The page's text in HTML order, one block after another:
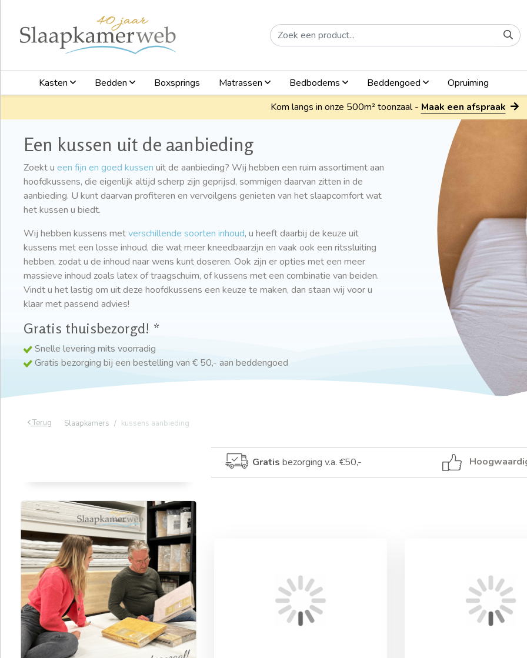
Kasten Bedden Boxsprings Matrassen Bedbodems Beddengoed
Opruiming
Kom langs in onze 500m² toonzaal - Maak een afspraak
Een kussen uit de aanbieding
Zoekt u een fijn en goed kussen uit de aanbieding? Wij hebben een ruim assortiment aan
hoofdkussens, die eigenlijk altijd scherp zijn geprijsd, sommigen daarvan zitten in de
aanbieding. U kunt daarvan profiteren en vervoilgens genieten van het slaapcomfort wat
het kussen u biedt.
Wij hebben kussens metverschillende soorten inhoud, u heeft daarbij de keuze uit
kussens met een losse inhoud, die wat meer kneedbaarzijn en vaak ook een ritssluiting
hebben, zodat u de inhoud naar wens kunt doseren. Ook zijn er opties met een meer
massieve inhoud zoals latex of traagschuim, of kussens met een combinatie van beiden.
Vindt u het lastig om uit deze hoofdkussens een keuze te maken, dan staan wij voor u
klaar met passend advies!
Gratis thuisbezorgd! *
Snelle levering mits voorradig
Gratis bezorging bij een bestelling van € 50,- aan beddengoed
Terug Slaapkamers kussens aanbieding
Gratis bezorging v.a. €50,-